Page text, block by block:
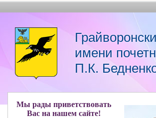
имени
П.К.
Мы рады приветствовать
Вас на нашем сайте!